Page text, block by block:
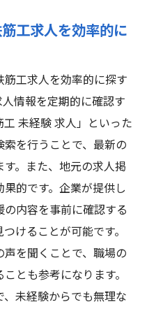
鉄筋工求人情報をチ
経験者が注目すべき
鉄筋工求人情報を活
筋工になるための求
社員に挑戦するチャ
筋工社員に挑戦する
工求人を効率的に
工求人を効率的に探す
情報を定期的に確認す
未経験 求人」といった
を行うことで、最新の
。また、地元の求人掲
的です。企業が提供し
内容を事前に確認する
けることが可能です。
を聞くことで、職場の
とも参考になります。
未経験からでも無理な